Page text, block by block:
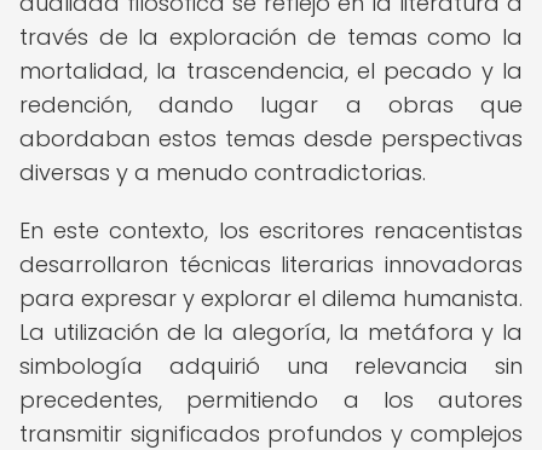
través de la exploración de temas como la
mortalidad, la trascendencia, el pecado y la
redención, dando lugar a obras que
abordaban estos temas desde perspectivas
diversas y a menudo contradictorias.
En este contexto, los escritores renacentistas
desarrollaron técnicas literarias innovadoras
para expresar y explorar el dilema humanista.
La utilización de la alegoría, la metáfora y la
simbología adquirió una relevancia sin
precedentes, permitiendo a los autores
transmitir significados profundos y complejos